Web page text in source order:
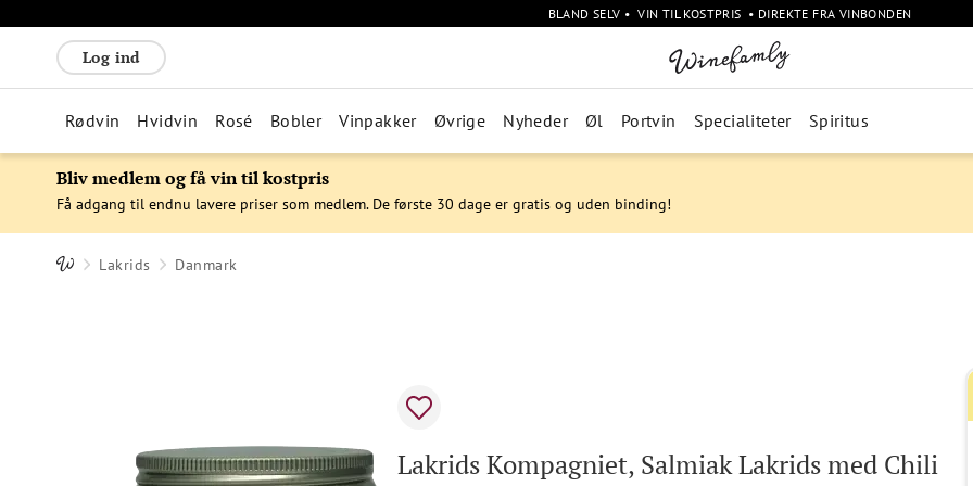
BLAND SELV • VIN TIL KOSTPRIS • DIREKTE FRA VINBONDEN
Log ind
Rødvin Hvidvin Rosé Bobler Vinpakker Øvrige Nyheder Øl Portvin Specialiteter Spiritus
Bliv medlem og få vin til kostpris
Få adgang til endnu lavere priser som medlem. De første 30 dage er gratis og uden binding!
Lakrids Danmark
Lakrids Kompagniet, Salmiak Lakrids med Chili